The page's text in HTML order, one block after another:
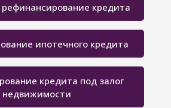
ипотечного кредита
кредита под залог
недвижимости
кредита